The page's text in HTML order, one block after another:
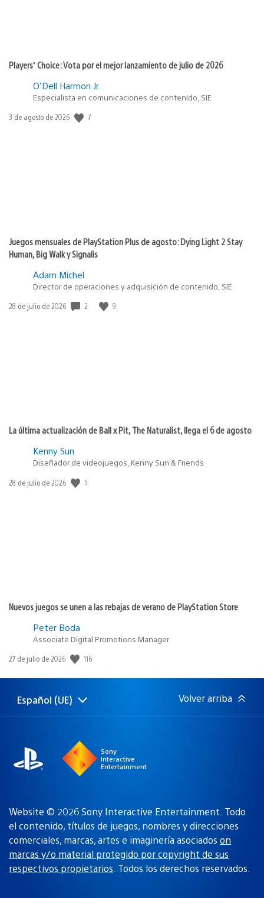
Players’ Choice: Vota por el mejor lanzamiento de julio de 2026
O'Dell Harmon Jr.
Especialista en comunicaciones de contenido, SIE
Fecha
3 de agosto de 2026 7
Juegos mensuales de PlayStation Plus de agosto: Dying Light 2 Stay
Human, Big Walk y Signalis
Adam Michel
Director de operaciones y adquisición de contenido, SIE
Fecha
28 de julio de 2026 2 9
La última actualización de Ball x Pit, The Naturalist, llega el 6 de agosto
Kenny Sun
Diseñador de videojuegos, Kenny Sun & Friends
Fecha
28 de julio de 2026 5
Nuevos juegos se unen a las rebajas de verano de PlayStation Store
Peter Boda
Associate Digital Promotions Manager
Fecha
publicación:
27 de julio de 2026 116
Selecciona
una
Región
actual:
Español (UE) Volver arriba
Sony
Interactive
Entertainment
Website © 2026 Sony Interactive Entertainment. Todo
el contenido, títulos de juegos, nombres y direcciones
comerciales, marcas, artes e imaginería asociados on
marcas y/o material protegido por copyright de sus
respectivos propietarios. Todos los derechos reservados.